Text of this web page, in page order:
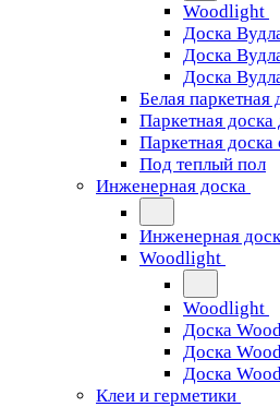
Woodlight
Доска
Доска
Доска
Белая паркетная
Паркетная доска
Паркетная
Под теплый пол
Инженерная доска
Инженерная
Woodlight
Woodlight
Доска
Доска
Доска
Клеи и герметики